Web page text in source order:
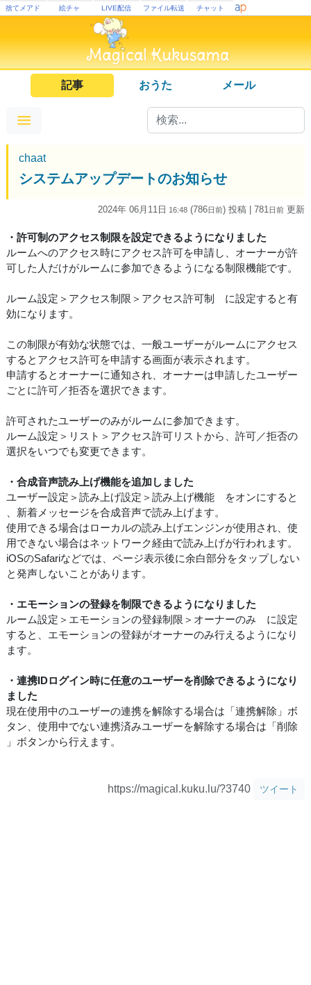
捨てメアド 絵チャ LIVE配信 ファイル転送 チャット
記事 おうた メール
chaat
システムアップデートのお知らせ
2024年 06月11日 16:48 (786日前) 投稿 | 781 日前 更新
・許可制のアクセス制限を設定できるようになりました
ルームへのアクセス時にアクセス許可を申請し、オーナーが許
可した人だけがルームに参加できるようになる制限機能です。
ルーム設定＞アクセス制限＞アクセス許可制 に設定すると有
効になります。
この制限が有効な状態では、一般ユーザーがルームにアクセス
するとアクセス許可を申請する画面が表示されます。
申請するとオーナーに通知され、オーナーは申請したユーザー
ごとに許可／拒否を選択できます。
許可されたユーザーのみがルームに参加できます。
ルーム設定＞リスト＞アクセス許可リストから、許可／拒否の
選択をいつでも変更できます。
・合成音声読み上げ機能を追加しました
ユーザー設定＞読み上げ設定＞読み上げ機能 をオンにすると
、新着メッセージを合成音声で読み上げます。
使用できる場合はローカルの読み上げエンジンが使用され、使
用できない場合はネットワーク経由で読み上げが行われます。
iOSのSafariなどでは、ページ表示後に余白部分をタップしない
と発声しないことがあります。
・エモーションの登録を制限できるようになりました
ルーム設定＞エモーションの登録制限＞オーナーのみ に設定
すると、エモーションの登録がオーナーのみ行えるようになり
ます。
・連携IDログイン時に任意のユーザーを削除できるようになり
ました
現在使用中のユーザーの連携を解除する場合は「連携解除」ボ
タン、使用中でない連携済みユーザーを解除する場合は「削除
」ボタンから行えます。
https://magical.kuku.lu/?3740 ツイート